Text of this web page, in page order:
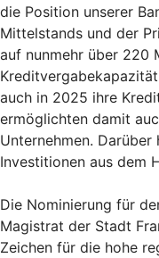
die Position unserer
Mittelstands und der
auf nunmehr über 220
auch in 2025 ihre
ermöglichten damit
Unternehmen.
Investitionen aus dem
Die Nominierung für
Magistrat der Stadt
Zeichen für die hohe